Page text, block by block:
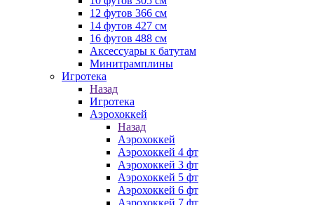
12 футов 366 см
14 футов 427 см
16 футов 488 см
Аксессуары к батутам
Минитрамплины
Игротека
Назад
Игротека
Аэрохоккей
Назад
Аэрохоккей
Аэрохоккей 4 фт
Аэрохоккей 3 фт
Аэрохоккей 5 фт
Аэрохоккей 6 фт
Аэрохоккей 7 фт